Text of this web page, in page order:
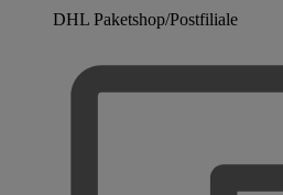
DHL Paketshop/Postfiliale